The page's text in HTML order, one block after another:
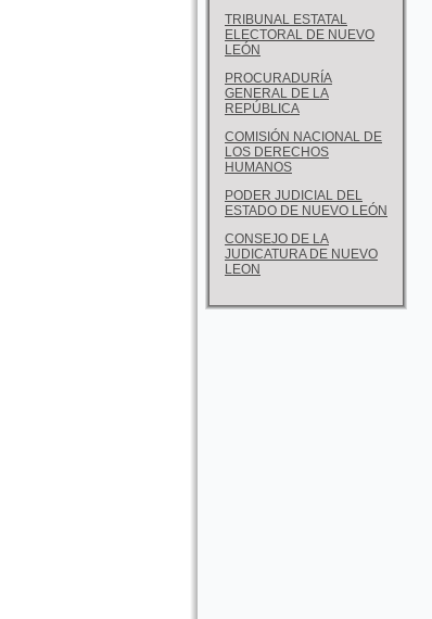
TRIBUNAL ESTATAL
ELECTORAL DE NUEVO
LEÓN
PROCURADURÍA
GENERAL DE LA
REPÚBLICA
COMISIÓN NACIONAL DE
LOS DERECHOS
HUMANOS
PODER JUDICIAL DEL
ESTADO DE NUEVO LEÓN
CONSEJO DE LA
JUDICATURA DE NUEVO
LEON